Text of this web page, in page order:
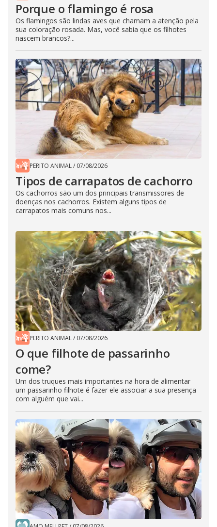
Porque o flamingo é rosa
Os flamingos são lindas aves que chamam a atenção pela
sua coloração rosada. Mas, você sabia que os filhotes
nascem brancos?...
PERITO ANIMAL/ 07/08/2026
Tipos de carrapatos de cachorro
Os cachorros são um dos principais transmissores de
doenças nos cachorros. Existem alguns tipos de
carrapatos mais comuns nos...
PERITO ANIMAL/ 07/08/2026
O que filhote de passarinho
come?
Um dos truques mais importantes na hora de alimentar
um passarinho filhote é fazer ele associar a sua presença
com alguém que vai...